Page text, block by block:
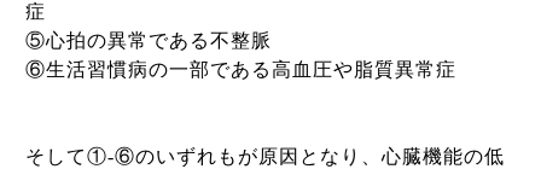
症
⑤心拍の異常である不整脈
⑥生活習慣病の一部である高血圧や脂質異常症
そして①-⑥のいずれもが原因となり、心臓機能の低